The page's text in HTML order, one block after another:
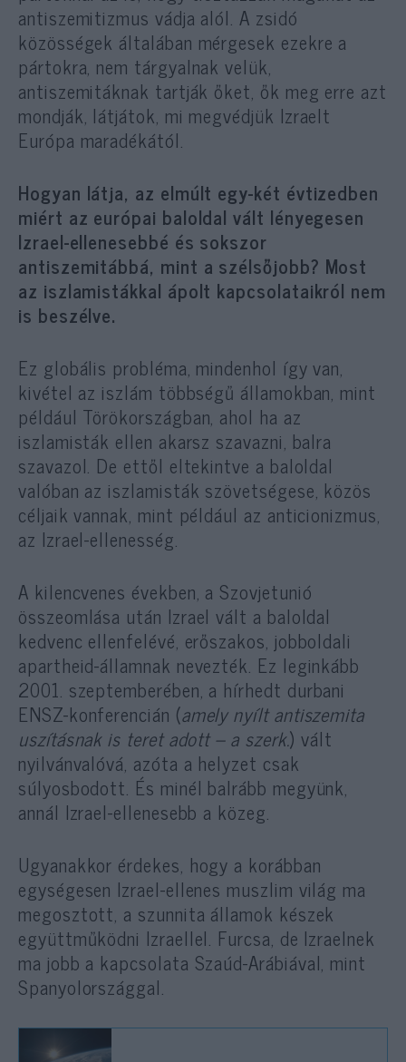
antiszemitizmus vádja alól. A zsidó
közösségek általában mérgesek ezekre a
pártokra, nem tárgyalnak velük,
antiszemitáknak tartják őket, ők meg erre azt
mondják, látjátok, mi megvédjük Izraelt
Európa maradékától.
Hogyan látja, az elmúlt egy-két évtizedben
miért az európai baloldal vált lényegesen
Izrael-ellenesebbé és sokszor
antiszemitábbá, mint a szélsőjobb? Most
az iszlamistákkal ápolt kapcsolataikról nem
is beszélve.
Ez globális probléma, mindenhol így van,
kivétel az iszlám többségű államokban, mint
például Törökországban, ahol ha az
iszlamisták ellen akarsz szavazni, balra
szavazol. De ettől eltekintve a baloldal
valóban az iszlamisták szövetségese, közös
céljaik vannak, mint például az anticionizmus,
az Izrael-ellenesség.
A kilencvenes években, a Szovjetunió
összeomlása után Izrael vált a baloldal
kedvenc ellenfelévé, erőszakos, jobboldali
apartheid-államnak nevezték. Ez leginkább
2001. szeptemberében, a hírhedt durbani
ENSZ-konferencián (amely nyílt antiszemita
uszításnak is teret adott – a szerk.) vált
nyilvánvalóvá, azóta a helyzet csak
súlyosbodott. És minél balrább megyünk,
annál Izrael-ellenesebb a közeg.
Ugyanakkor érdekes, hogy a korábban
egységesen Izrael-ellenes muszlim világ ma
megosztott, a szunnita államok készek
együttműködni Izraellel. Furcsa, de Izraelnek
ma jobb a kapcsolata Szaúd-Arábiával, mint
Spanyolországgal.